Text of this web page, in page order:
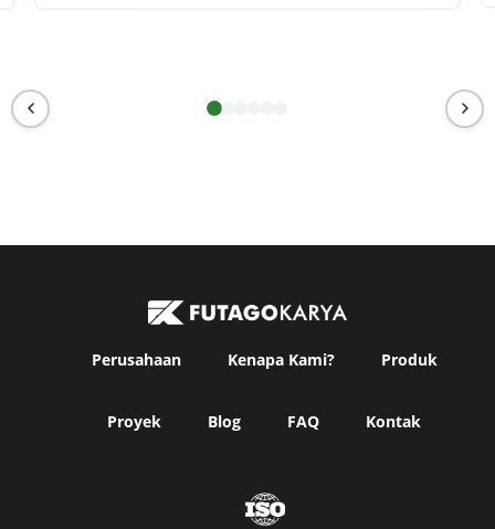
Perusahaan Kenapa Kami? Produk
Proyek Blog FAQ Kontak